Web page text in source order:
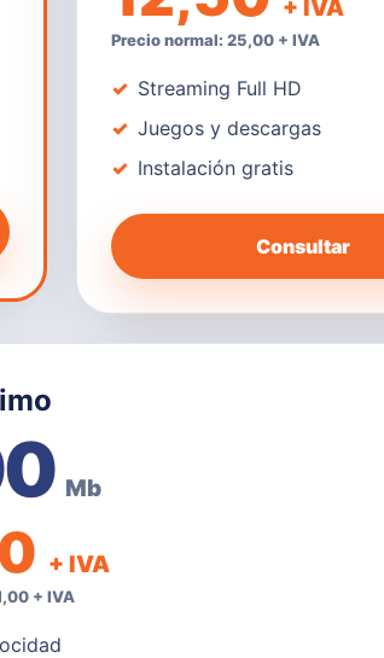
+ IVA
Precio normal: 25,00 + IVA
Streaming Full HD
Juegos y descargas
Instalación gratis
Consultar
Mb
+ IVA
+ IVA